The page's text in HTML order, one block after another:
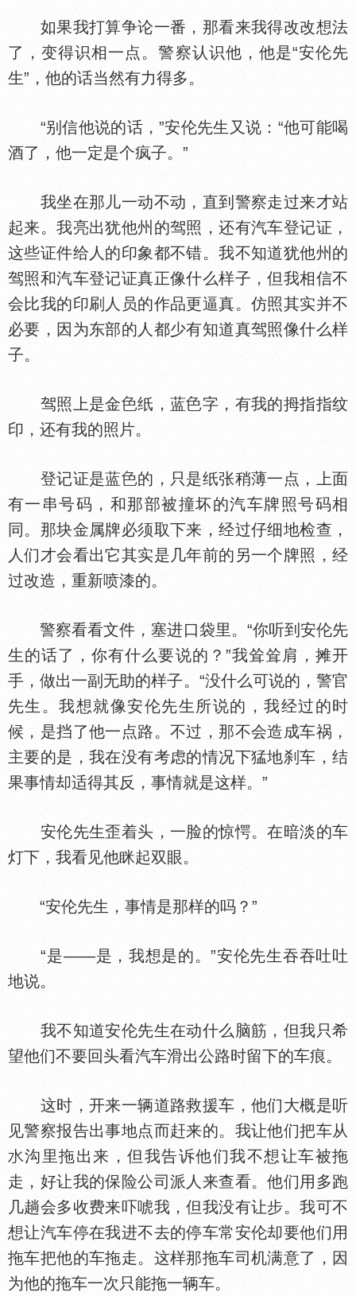
如果我打算争论一番，那看来我得改改想法
了，变得识相一点。警察认识他，他是“安伦先
生”，他的话当然有力得多。
“别信他说的话，”安伦先生又说：“他可能喝
酒了，他一定是个疯子。”
我坐在那儿一动不动，直到警察走过来才站
起来。我亮出犹他州的驾照，还有汽车登记证，
这些证件给人的印象都不错。我不知道犹他州的
驾照和汽车登记证真正像什么样子，但我相信不
会比我的印刷人员的作品更逼真。仿照其实并不
必要，因为东部的人都少有知道真驾照像什么样
子。
驾照上是金 纸，蓝
字，有我的拇指指纹
印，还有我的照片。
登记证是蓝
的，只是纸张稍薄一点，上面
有一串号码，和那部被撞坏的汽车牌照号码相
同。那块金属牌必须取下来，经过仔细地检查，
人们才会看出它其实是几年前的另一个牌照，经
过改造，重新喷漆的。
警察看看文件，塞进口袋里。“你听到安伦先
生的话了，你有什么要说的？”我耸耸肩，摊开
手，做出一副无助的样子。“没什么可说的，警官
先生。我想就像安伦先生所说的，我经过的时
候，是挡了他一点路。不过，那不会造成车祸，
主要的是，我在没有考虑的情况下猛地刹车，结
果事情却适得其反，事情就是这样。”
安伦先生歪着头，一脸的惊愕。在暗淡的车
灯下，我看见他眯起双眼。
“安伦先生，事情是那样的吗？”
“是——是，我想是的。”安伦先生吞吞吐吐
地说。
我不知道安伦先生在动什么脑筋，但我只希
望他们不要回头看汽车滑出公路时留下的车痕。
这时，开来一辆道路救援车，他们大概是听
见警察报告出事地点而赶来的。我让他们把车从
沟里拖出来，但我告诉他们我不想让车被拖
走，好让我的保险公司派人来查看。他们用多跑
几趟会多收费来吓唬我，但我没有让步。我可不
想让汽车停在我进不去的停车常安伦却要他们用
拖车把他的车拖走。这样那拖车司机满意了，因
为他的拖车一次只能拖一辆车。